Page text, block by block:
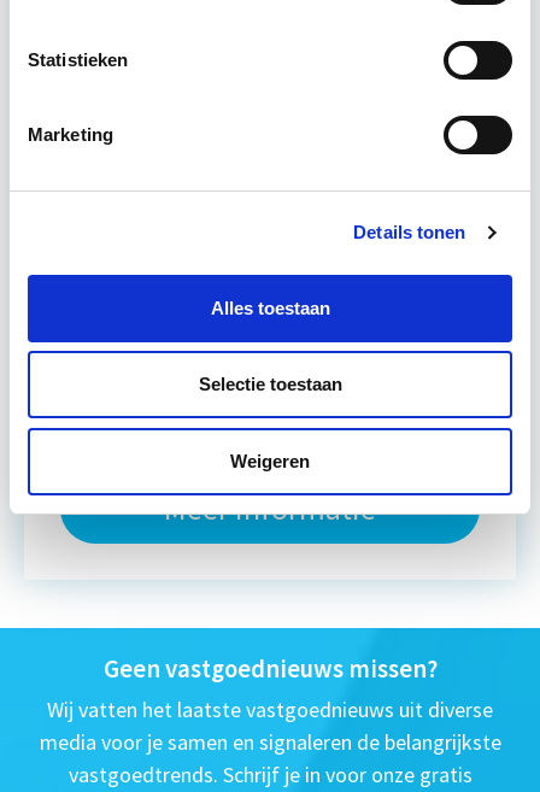
Statistieken
Marketing
Details tonen
Alles toestaan
Selectie toestaan
Weigeren
Utrecht en/of Online
4 - 8 uur per week
ma 14 sep 2026 - Utrecht
Meer informatie
Geen vastgoednieuws missen?
Wij vatten het laatste vastgoednieuws uit diverse
media voor je samen en signaleren de belangrijkste
vastgoedtrends. Schrijf je in voor onze gratis